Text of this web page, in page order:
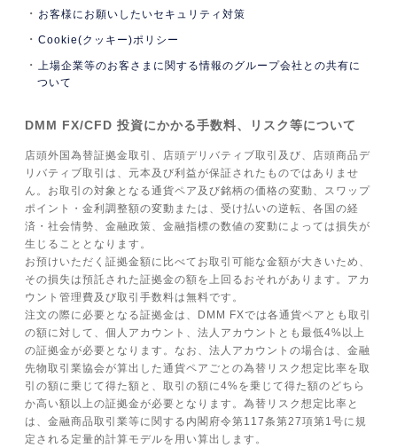
お客様にお願いしたいセキュリティ対策
Cookie(クッキー)ポリシー
上場企業等のお客さまに関する情報のグループ会社との共有に
ついて
DMM FX/CFD 投資にかかる手数料、リスク等について
店頭外国為替証拠金取引、店頭デリバティブ取引及び、店頭商品デ
リバティブ取引は、元本及び利益が保証されたものではありませ
ん。お取引の対象となる通貨ペア及び銘柄の価格の変動、スワップ
ポイント・金利調整額の変動または、受け払いの逆転、各国の経
済・社会情勢、金融政策、金融指標の数値の変動によっては損失が
生じることとなります。
お預けいただく証拠金額に比べてお取引可能な金額が大きいため、
その損失は預託された証拠金の額を上回るおそれがあります。アカ
ウント管理費及び取引手数料は無料です。
注文の際に必要となる証拠金は、DMM FXでは各通貨ペアとも取引
の額に対して、個人アカウント、法人アカウントとも最低4%以上
の証拠金が必要となります。なお、法人アカウントの場合は、金融
先物取引業協会が算出した通貨ペアごとの為替リスク想定比率を取
引の額に乗じて得た額と、取引の額に4%を乗じて得た額のどちら
か高い額以上の証拠金が必要となります。為替リスク想定比率と
は、金融商品取引業等に関する内閣府令第117条第27項第1号に規
定される定量的計算モデルを用い算出します。